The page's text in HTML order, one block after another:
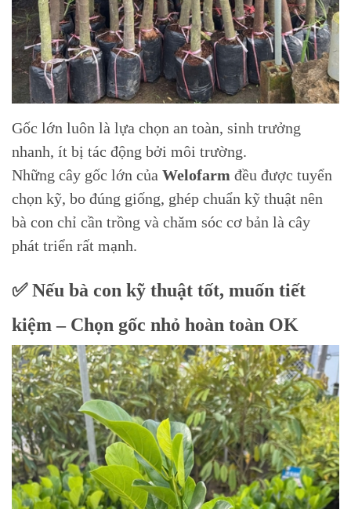
Gốc lớn luôn là lựa chọn an toàn, sinh trưởng
nhanh, ít bị tác động bởi môi trường.
Những cây gốc lớn của Welofarm đều được tuyển
chọn kỹ, bo đúng giống, ghép chuẩn kỹ thuật nên
bà con chỉ cần trồng và chăm sóc cơ bản là cây
phát triển rất mạnh.
✅ Nếu bà con kỹ thuật tốt, muốn tiết
kiệm – Chọn gốc nhỏ hoàn toàn OK